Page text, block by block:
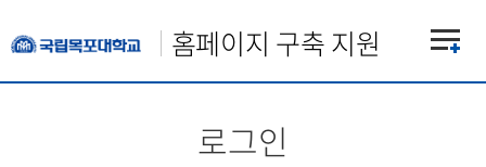
홈페이지 구축 지원
로그인